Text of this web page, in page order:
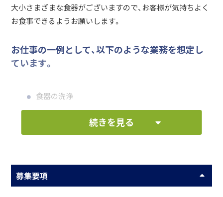
大小さまざまな食器がございますので、お客様が気持ちよく
お食事できるようお願いします。
お仕事の一例として、以下のような業務を想定し
ています。
食器の洗浄
何をしている会社？
「おかえりなさい」 お客様を田舎の我が家へと招くような
続きを見る
募集要項